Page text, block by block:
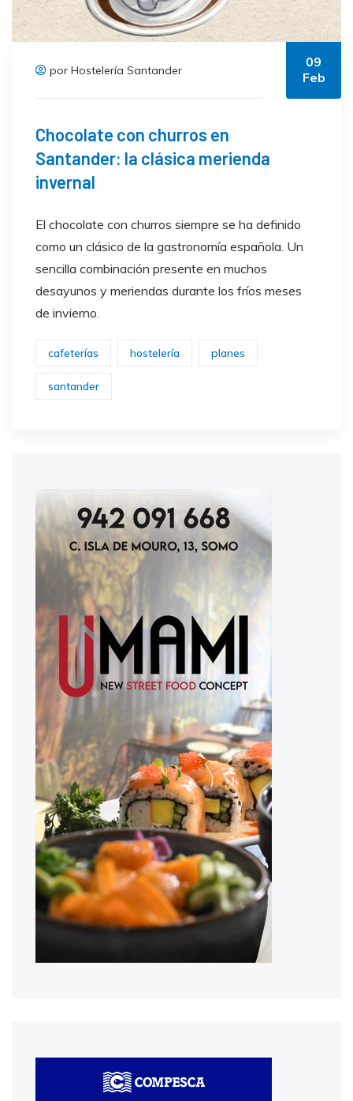
por Hostelería Santander
09
Feb
Chocolate con churros en
Santander: la clásica merienda
invernal
El chocolate con churros siempre se ha definido
como un clásico de la gastronomía española. Un
sencilla combinación presente en muchos
desayunos y meriendas durante los fríos meses
de invierno.
cafeterías hostelería planes
santander